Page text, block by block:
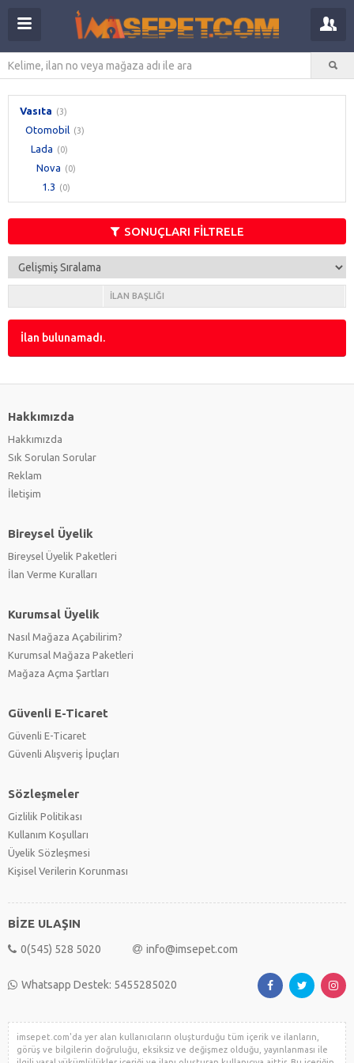
Vasıta (3)
Otomobil (3)
Lada (0)
Nova (0)
1.3 (0)
SONUÇLARI FİLTRELE
İLAN BAŞLIĞI
İlan bulunamadı.
Hakkımızda
Hakkımızda
Sık Sorulan Sorular
Reklam
İletişim
Bireysel Üyelik
Bireysel Üyelik Paketleri
İlan Verme Kuralları
Kurumsal Üyelik
Nasıl Mağaza Açabilirim?
Kurumsal Mağaza Paketleri
Mağaza Açma Şartları
Güvenli E-Ticaret
Güvenli E-Ticaret
Güvenli Alışveriş İpuçları
Sözleşmeler
Gizlilik Politikası
Kullanım Koşulları
Üyelik Sözleşmesi
Kişisel Verilerin Korunması
BİZE ULAŞIN
0(545) 528 5020 info@imsepet.com
Whatsapp Destek: 5455285020
imsepet.com'da yer alan kullanıcıların oluşturduğu tüm içerik ve ilanların,
görüş ve bilgilerin doğruluğu, eksiksiz ve değişmez olduğu, yayınlanması ile